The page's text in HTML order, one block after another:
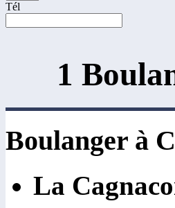
Tél
1
Boulanger à
La